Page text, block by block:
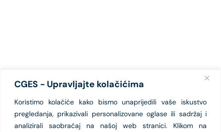
CGES - Upravljajte kolačićima
Koristimo kolačiće kako bismo unaprijedili vaše iskustvo
pregledanja, prikazivali personalizovane oglase ili sadržaj i
analizirali saobraćaj na našoj web stranici. Klikom na